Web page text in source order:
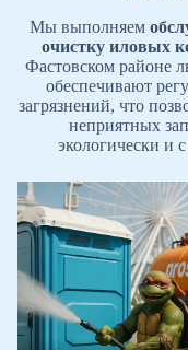
Мы выполняем
очистку иловых
Фастовском районе
обеспечивают
загрязнений, что
неприятных
экологически и